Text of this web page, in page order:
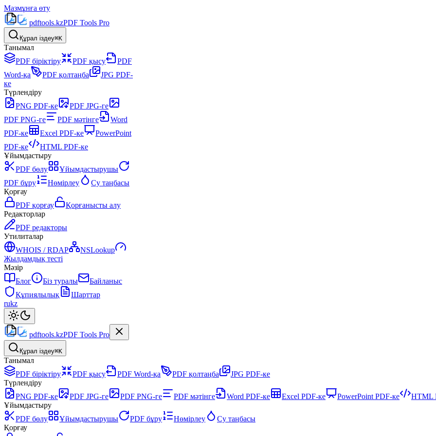
Мазмұнға өту
pdftools.kzPDF Tools Pro
Құрал іздеу⌘K
Танымал
PDF біріктіру
PDF қысу
PDF
Word-қа
PDF қолтаңба
JPG PDF-
ке
Түрлендіру
PNG PDF-ке
PDF JPG-ге
PDF PNG-ге
PDF мәтінге
Word
PDF-ке
Excel PDF-ке
PowerPoint
PDF-ке
HTML PDF-ке
Ұйымдастыру
PDF бөлу
Ұйымдастырушы
PDF бұру
Нөмірлеу
Су таңбасы
Қорғау
PDF қорғау
Қорғанысты алу
Редакторлар
PDF редакторы
Утилиталар
WHOIS / RDAP
NSLookup
Жылдамдық тесті
Мәзір
Блог
Біз туралы
Байланыс
Құпиялылық
Шарттар
rukz
pdftools.kzPDF Tools Pro
Құрал іздеу⌘K
Танымал
PDF біріктіру
PDF қысу PDF Word-қа PDF қолтаңба
JPG PDF-ке
Түрлендіру
PNG PDF-ке
PDF JPG-ге PDF PNG-ге PDF мәтінге Word PDF-ке Excel PDF-ке PowerPoint PDF-ке
HTML
Ұйымдастыру
PDF бөлу
Ұйымдастырушы PDF бұру Нөмірлеу
Су таңбасы
Қорғау